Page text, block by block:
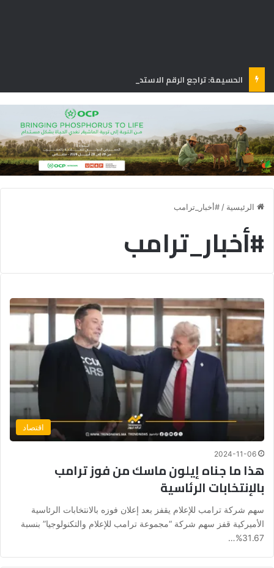
الرئيسية / #أخبار_ترامب
#أخبار_ترامب
اقتصاد
2024-11-06
هذا ما جناه إيلون ماسك من فوز ترامب
بالإنتخابات الرئاسية
سهم شركة ترامب للإعلام يقفز بعد إعلان فوزه بالانتخابات الرئاسية
الأميركية قفز سهم شركة “مجموعة ترامب للإعلام والتكنولوجيا” بنسبة
31.67%…